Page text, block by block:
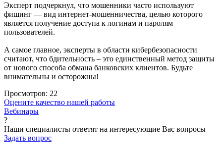
Эксперт подчеркнул, что мошенники часто используют
фишинг — вид интернет-мошенничества, целью которого
является получение доступа к логинам и паролям
пользователей.
А самое главное, эксперты в области кибербезопасности
считают, что бдительность – это единственный метод защиты
от нового способа обмана банковских клиентов. Будьте
внимательны и осторожны!
Просмотров: 22
Оцените качество нашей работы
Вебинары
?
Наши специалисты ответят на интересующие Вас вопросы
Задать вопрос